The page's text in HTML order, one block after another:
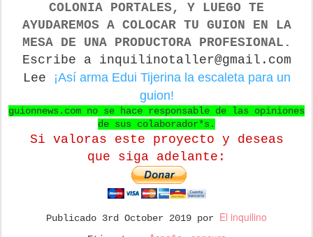
COLONIA PORTALES, Y LUEGO TE
AYUDAREMOS A COLOCAR TU GUION EN LA
MESA DE UNA PRODUCTORA PROFESIONAL.
Escribe a inquilinotaller@gmail.com
Lee
¡Así arma Edui Tijerina la escaleta para un
guion!
guionnews.com no se hace responsable de las opiniones
de sus colaborador*s.
Si valoras este proyecto y deseas
que siga adelante:
Publicado 3rd October 2019 por El inquilino